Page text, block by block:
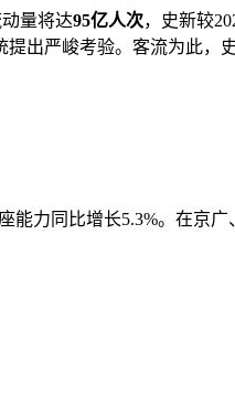
量将达95亿人次，史新较
提出严峻考验。客流为此，
能力同比增长5.3%。在京